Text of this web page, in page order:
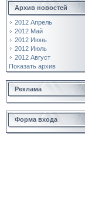
Архив новостей
2012 Апрель
2012 Май
2012 Июнь
2012 Июль
2012 Август
Показать архив
Реклама
Форма входа